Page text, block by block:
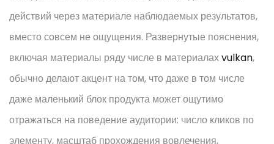
действий через материале наблюдаемых результатов,
вместо совсем не ощущения. Развернутые пояснения,
включая материалы ряду числе в материалахvulkan,
обычно делают акцент на том, что даже в том числе
даже маленький блок продукта может ощутимо
отражаться на поведение аудитории: число кликов по
элементу, масштаб прохождения вовлечения,